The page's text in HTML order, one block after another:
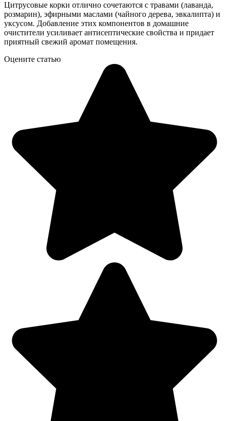
Цитрусовые корки отлично сочетаются с травами (лаванда,
розмарин), эфирными маслами (чайного дерева, эвкалипта) и
уксусом. Добавление этих компонентов в домашние
очистители усиливает антисептические свойства и придает
приятный свежий аромат помещения.
Оцените статью